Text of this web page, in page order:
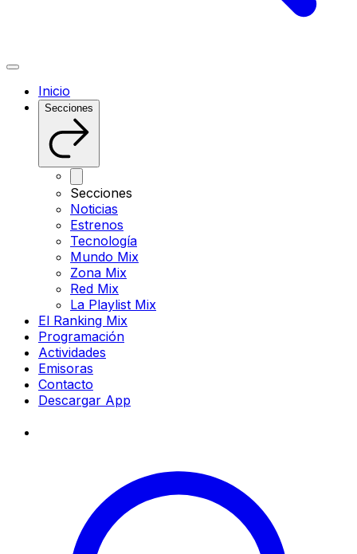
Inicio
Secciones
Secciones
Noticias
Estrenos
Tecnología
Mundo Mix
Zona Mix
Red Mix
La Playlist Mix
El Ranking Mix
Programación
Actividades
Emisoras
Contacto
Descargar App